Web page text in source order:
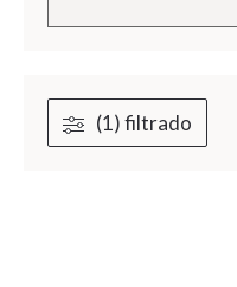
(1) filtrado